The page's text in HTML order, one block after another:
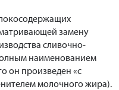
замену
сливочно-
наименованием
он произведен «с
молочного жира).